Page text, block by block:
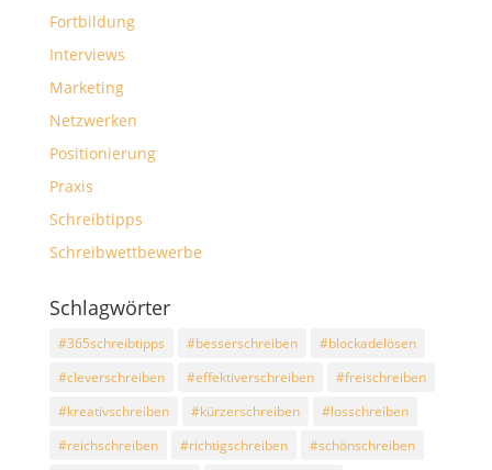
Fortbildung
Interviews
Marketing
Netzwerken
Positionierung
Praxis
Schreibtipps
Schreibwettbewerbe
Schlagwörter
#365schreibtipps #besserschreiben
#blockadelösen
#cleverschreiben
#effektiverschreiben
#freischreiben
#kreativschreiben
#kürzerschreiben
#losschreiben
#reichschreiben
#richtigschreiben #schönschreiben